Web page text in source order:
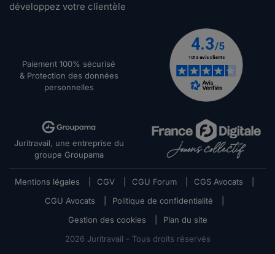
développez votre clientèle
Paiement 100% sécurisé
& Protection des données
personnelles
Juritravail, une entreprise du
groupe Groupama
Mentions légales CGV CGU Forum CGS Avocats
CGU Avocats
Politique de confidentialité
Gestion des cookies
Plan du site
2026 Juritravail - Tous droits réservés